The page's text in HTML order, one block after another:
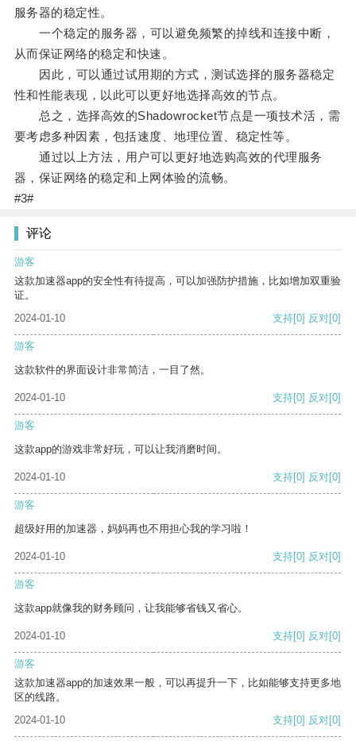
服务器的稳定性。
一个稳定的服务器，可以避免频繁的掉线和连接中断，
从而保证网络的稳定和快速。
因此，可以通过试用期的方式，测试选择的服务器稳定
性和性能表现，以此可以更好地选择高效的节点。
总之，选择高效的Shadowrocket节点是一项技术活，需
要考虑多种因素，包括速度、地理位置、稳定性等。
通过以上方法，用户可以更好地选购高效的代理服务
器，保证网络的稳定和上网体验的流畅。
#3#
评论
游客
这款加速器app的安全性有待提高，可以加强防护措施，比如增加双重验
证。
2024-01-10
支持[0] 反对[0]
游客
这款软件的界面设计非常简洁，一目了然。
2024-01-10 支持[0] 反对[0]
游客
这款app的游戏非常好玩，可以让我消磨时间。
2024-01-10 支持[0] 反对[0]
游客
超级好用的加速器，妈妈再也不用担心我的学习啦！
2024-01-10 支持[0] 反对[0]
游客
这款app就像我的财务顾问，让我能够省钱又省心。
2024-01-10 支持[0] 反对[0]
游客
这款加速器app的加速效果一般，可以再提升一下，比如能够支持更多地
区的线路。
2024-01-10
支持[0] 反对[0]